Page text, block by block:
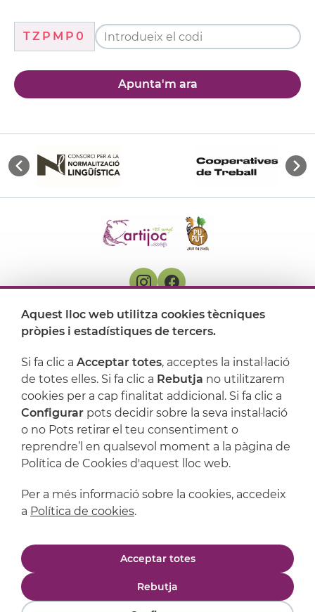
TZPMP0
Apunta'm ara
On ens trobem
Suport
Política de privacitat
Aquest lloc web utilitza cookies tècniques
pròpies i estadístiques de tercers.
Si fa clic a Acceptar totes, acceptes la instal·lació
de totes elles. Si fa clic a Rebutja no utilitzarem
cookies per a cap finalitat addicional. Si fa clic a
Configurar pots decidir sobre la seva instal·lació
o no Pots retirar el teu consentiment o
reprendre’l en qualsevol moment a la pàgina de
Política de Cookies d'aquest lloc web.
Per a més informació sobre la cookies, accedeix
a Política de cookies.
Acceptar totes
Rebutja